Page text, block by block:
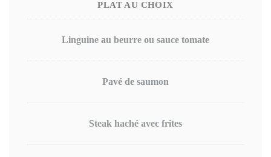
PLAT AU CHOIX
Linguine au beurre ou sauce tomate
Pavé de saumon
Steak haché avec frites